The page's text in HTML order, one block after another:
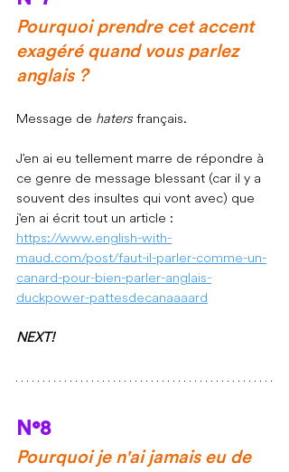
Pourquoi prendre cet accent
exagéré quand vous parlez
anglais ?
Message de haters français.
J'en ai eu tellement marre de répondre à
ce genre de message blessant (car il y a
souvent des insultes qui vont avec) que
j'en ai écrit tout un article :
https://www.english-with-
maud.com/post/faut-il-parler-comme-un-
canard-pour-bien-parler-anglais-
duckpower-pattesdecanaaaard
NEXT!
N°8
Pourquoi je n'ai jamais eu de